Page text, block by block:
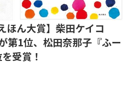
ほん大賞】柴田ケイコ
第1位、松田奈那子『ふー
受賞！